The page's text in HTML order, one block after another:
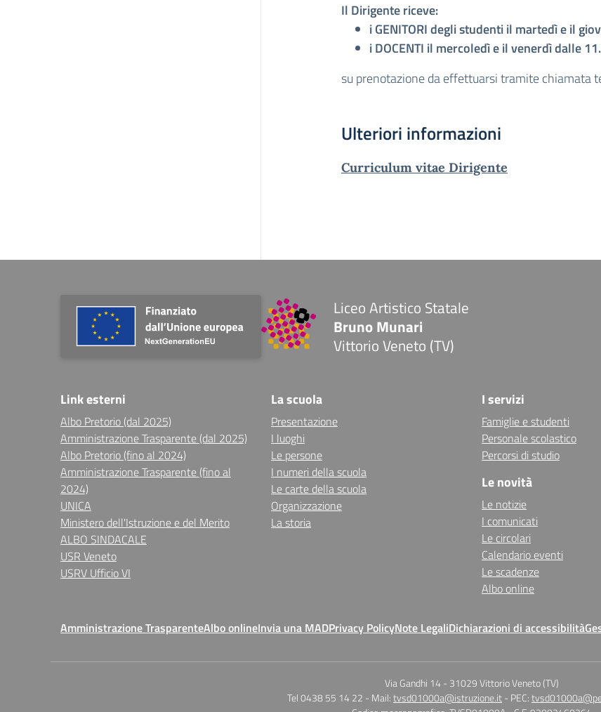
Il Dirigente riceve:
i GENITORI degli studenti il martedì e il
i DOCENTI il mercoledì e il venerdì dalle
su prenotazione da effettuarsi tramite chiamata
Ulteriori informazioni
Curriculum vitae Dirigente
Liceo Artistico Statale
Bruno Munari
Vittorio Veneto (TV)
Link esterni
Albo Pretorio (dal 2025)
Amministrazione Trasparente (dal 2025)
Albo Pretorio (fino al 2024)
Amministrazione Trasparente (fino al
2024)
UNICA
Ministero dell'Istruzione e del Merito
ALBO SINDACALE
USR Veneto
USRV Ufficio VI
La scuola
Presentazione
I luoghi
Le persone
I numeri della scuola
Le carte della scuola
Organizzazione
La storia
I servizi
Famiglie e studenti
Personale scolastico
Percorsi di studio
Le novità
Le notizie
I comunicati
Le circolari
Calendario eventi
Le scadenze
Albo online
Amministrazione TrasparenteAlbo onlineInvia una MADPrivacy PolicyNote LegaliDichiarazioni di accessibilità
Via Gandhi 14 - 31029 Vittorio Veneto (TV)
Tel 0438 55 14 22 - Mail:tvsd01000a@istruzione.it- PEC: